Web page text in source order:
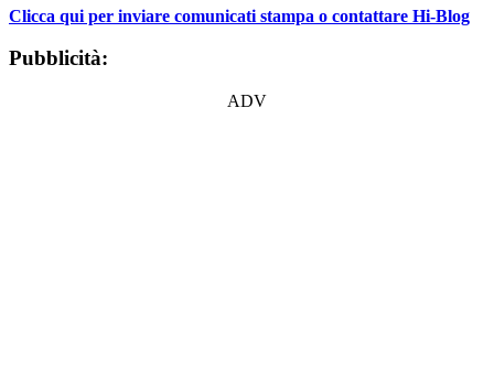
Clicca qui per inviare comunicati stampa o contattare Hi-Blog
Pubblicità:
ADV